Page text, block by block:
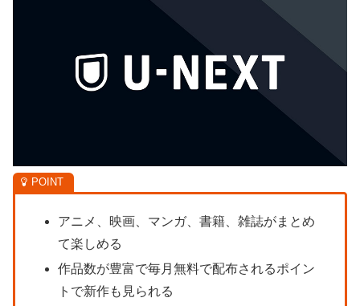
アニメ、映画、マンガ、書籍、雑誌がまとめ
て楽しめる
作品数が豊富で毎月無料で配布されるポイン
トで新作も見られる